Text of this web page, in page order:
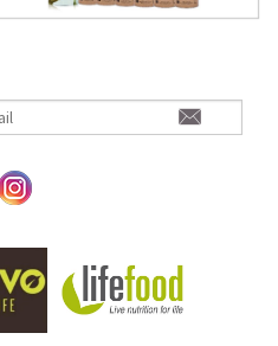
Le pois est la plus
UNE VARIANTE SANS
entiers de riz complet
de protéines. Après votre
un délicieux shaker riche en
apportera l'ensemble des
la reconstruction de votre